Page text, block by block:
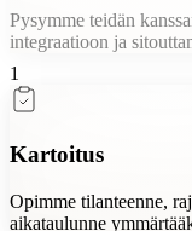
Pysymme teidän
integraatioon ja
1
Kartoitus
Opimme tilanteenne,
aikataulunne